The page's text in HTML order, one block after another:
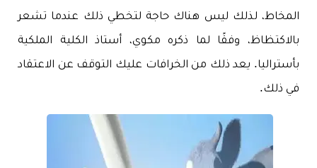
المخاط، لذلك ليس هناك حاجة لتخطي ذلك عندما تشعر
بالاكتظاظ، وفقًا لما ذكره مكوي، أستاذ الكلية الملكية
بأستراليا. يعد ذلك من الخرافات عليك التوقف عن الاعتقاد
في ذلك.